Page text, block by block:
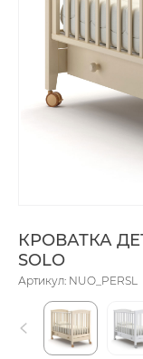
КРОВАТКА
SOLO
Артикул: NUO_PERSL